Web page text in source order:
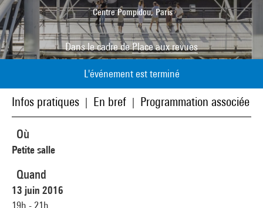
Centre Pompidou, Paris
Dans le cadre dePlace aux revues
L'événement est terminé
Infos pratiques En bref Programmation associée
Où
Petite salle
Quand
13 juin 2016
19h - 21h